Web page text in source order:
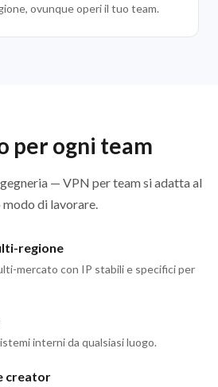
ovunque operi il tuo team.
per ogni team
— VPN per team si adatta al
modo di lavorare.
regione
mercato con IP stabili e specifici per
interni da qualsiasi luogo.
creator